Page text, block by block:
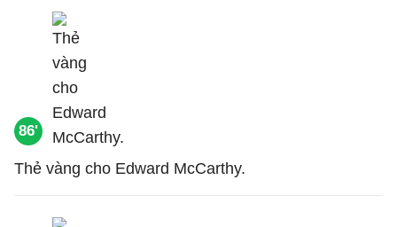
86'
Thẻ vàng cho Edward McCarthy.